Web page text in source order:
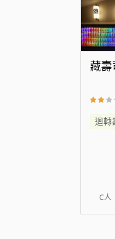
藏壽
迴轉
林孟薇